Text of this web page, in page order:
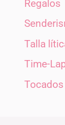
Regalos
Talla
Time-
Tocados